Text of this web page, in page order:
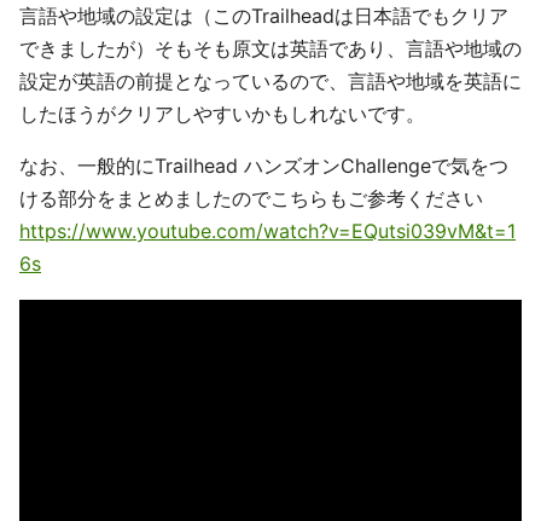
言語や地域の設定は（このTrailheadは日本語でもクリア
できましたが）そもそも原文は英語であり、言語や地域の
設定が英語の前提となっているので、言語や地域を英語に
したほうがクリアしやすいかもしれないです。
なお、一般的にTrailhead ハンズオンChallengeで気をつ
ける部分をまとめましたのでこちらもご参考ください
https://www.youtube.com/watch?v=EQutsi039vM&t=1
6s